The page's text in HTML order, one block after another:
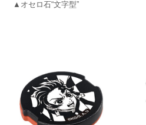
▲オセロ石“文字型”